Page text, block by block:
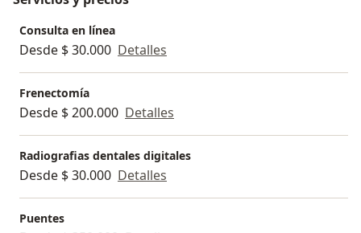
Consulta en línea
Desde $ 30.000 Detalles
Frenectomía
Desde $ 200.000 Detalles
Radiografias dentales digitales
Desde $ 30.000 Detalles
Puentes